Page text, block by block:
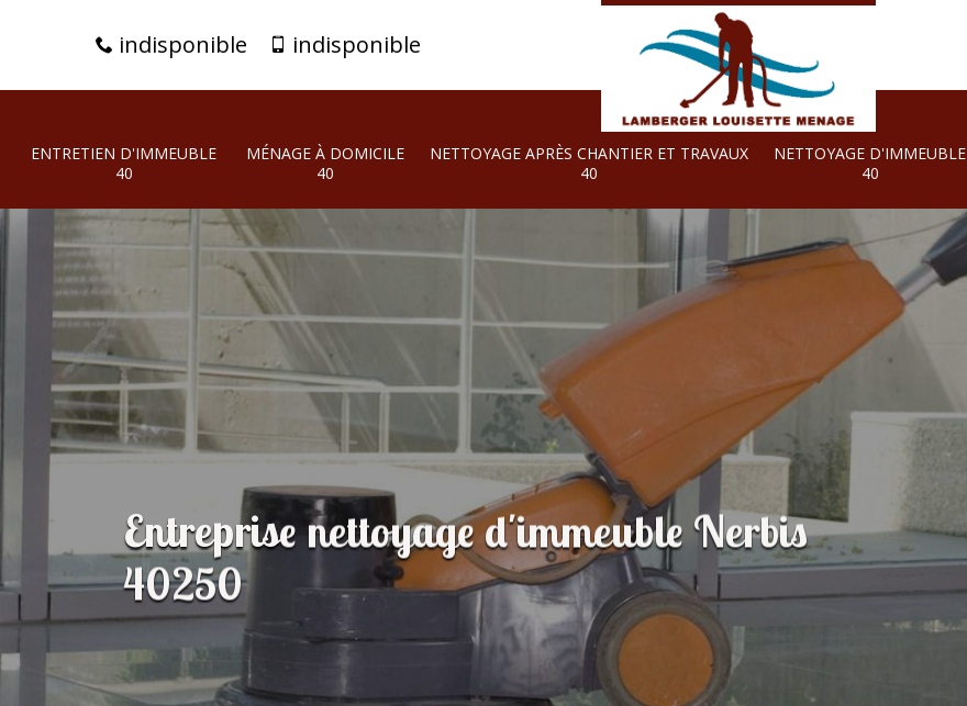
indisponible indisponible
ENTRETIEN D'IMMEUBLE
40
MÉNAGE À DOMICILE
40
NETTOYAGE APRÈS CHANTIER ET TRAVAUX
40
NETTOYAGE D'IMMEUBLE
40
Entreprise nettoyage d'immeuble Nerbis
40250